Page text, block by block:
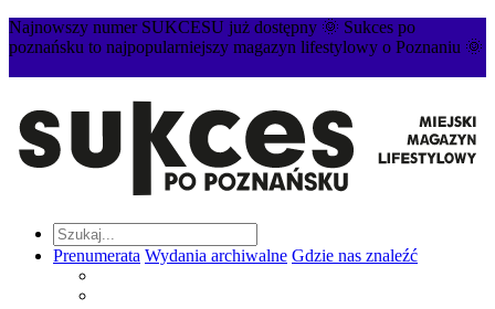
Najnowszy numer SUKCESU już dostępny 🌞 Sukces po
poznańsku to najpopularniejszy magazyn lifestylowy o Poznaniu 🌞
Prenumerata Wydania archiwalne Gdzie nas znaleźć